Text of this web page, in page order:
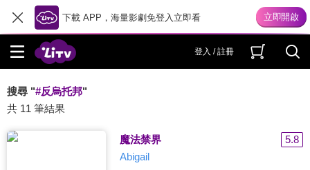
下載 APP，海量影劇免登入立即看
登入 / 註冊
搜尋 "#反烏托邦"
共 11 筆結果
魔法禁界
5.8
Abigail